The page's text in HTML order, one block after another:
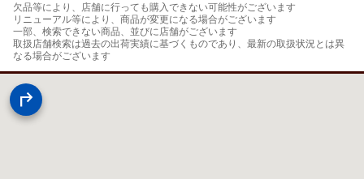
欠品等により、店舗に行っても購入できない可能性がございます
リニューアル等により、商品が変更になる場合がございます
一部、検索できない商品、並びに店舗がございます
取扱店舗検索は過去の出荷実績に基づくものであり、最新の取扱状況とは異
なる場合がございます